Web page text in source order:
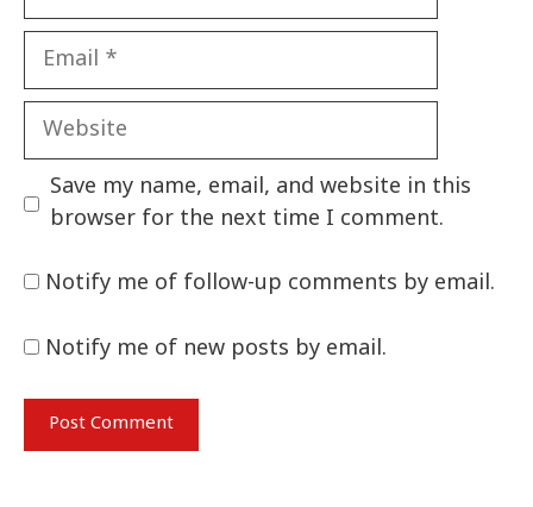
Email
Website
Save my name, email, and website in this
browser for the next time I comment.
Notify me of follow-up comments by email.
Notify me of new posts by email.